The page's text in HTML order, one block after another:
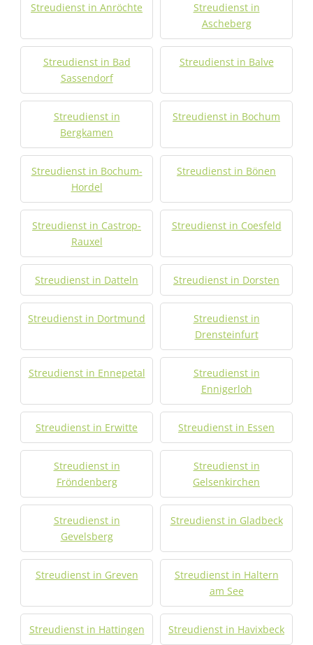
Streudienst in Anröchte
Streudienst in
Ascheberg
Streudienst in Bad
Sassendorf
Streudienst in Balve
Streudienst in
Bergkamen
Streudienst in Bochum
Streudienst in Bochum-
Hordel
Streudienst in Bönen
Streudienst in Castrop-
Rauxel
Streudienst in Coesfeld
Streudienst in Datteln Streudienst in Dorsten
Streudienst in Dortmund
Streudienst in
Drensteinfurt
Streudienst in Ennepetal
Streudienst in
Ennigerloh
Streudienst in Erwitte Streudienst in Essen
Streudienst in
Fröndenberg
Streudienst in
Gelsenkirchen
Streudienst in
Gevelsberg
Streudienst in Gladbeck
Streudienst in Greven
Streudienst in Haltern
am See
Streudienst in Hattingen Streudienst in Havixbeck